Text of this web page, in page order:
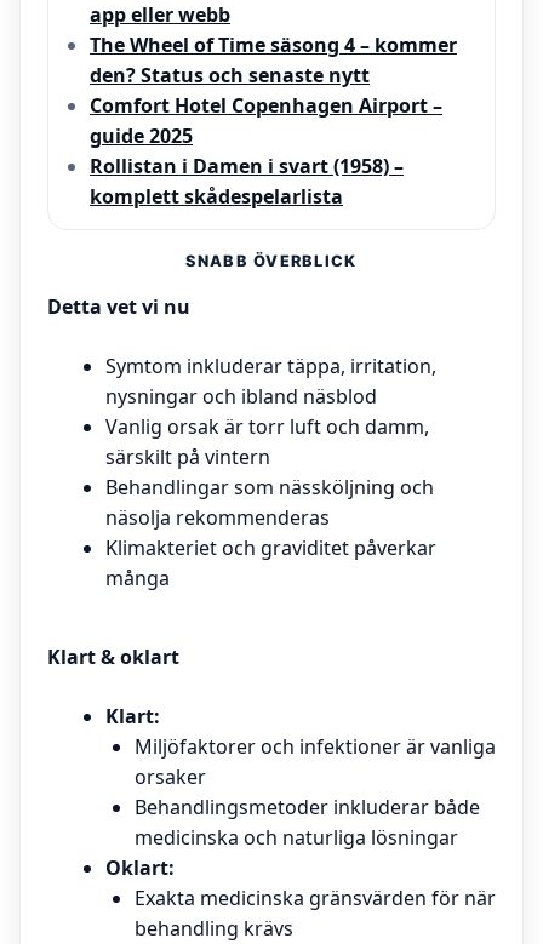
app eller webb
The Wheel of Time säsong 4 – kommer
den? Status och senaste nytt
Comfort Hotel Copenhagen Airport –
guide 2025
Rollistan i Damen i svart (1958) –
komplett skådespelarlista
SNABB ÖVERBLICK
Detta vet vi nu
Symtom inkluderar täppa, irritation,
nysningar och ibland näsblod
Vanlig orsak är torr luft och damm,
särskilt på vintern
Behandlingar som nässköljning och
näsolja rekommenderas
Klimakteriet och graviditet påverkar
många
Klart & oklart
Klart:
Miljöfaktorer och infektioner är vanliga
orsaker
Behandlingsmetoder inkluderar både
medicinska och naturliga lösningar
Oklart:
Exakta medicinska gränsvärden för när
behandling krävs